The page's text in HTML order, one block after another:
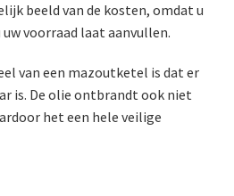
beeld van de kosten, omdat u
voorraad laat aanvullen.
van een mazoutketel is dat er
is. De olie ontbrandt ook niet
het een hele veilige